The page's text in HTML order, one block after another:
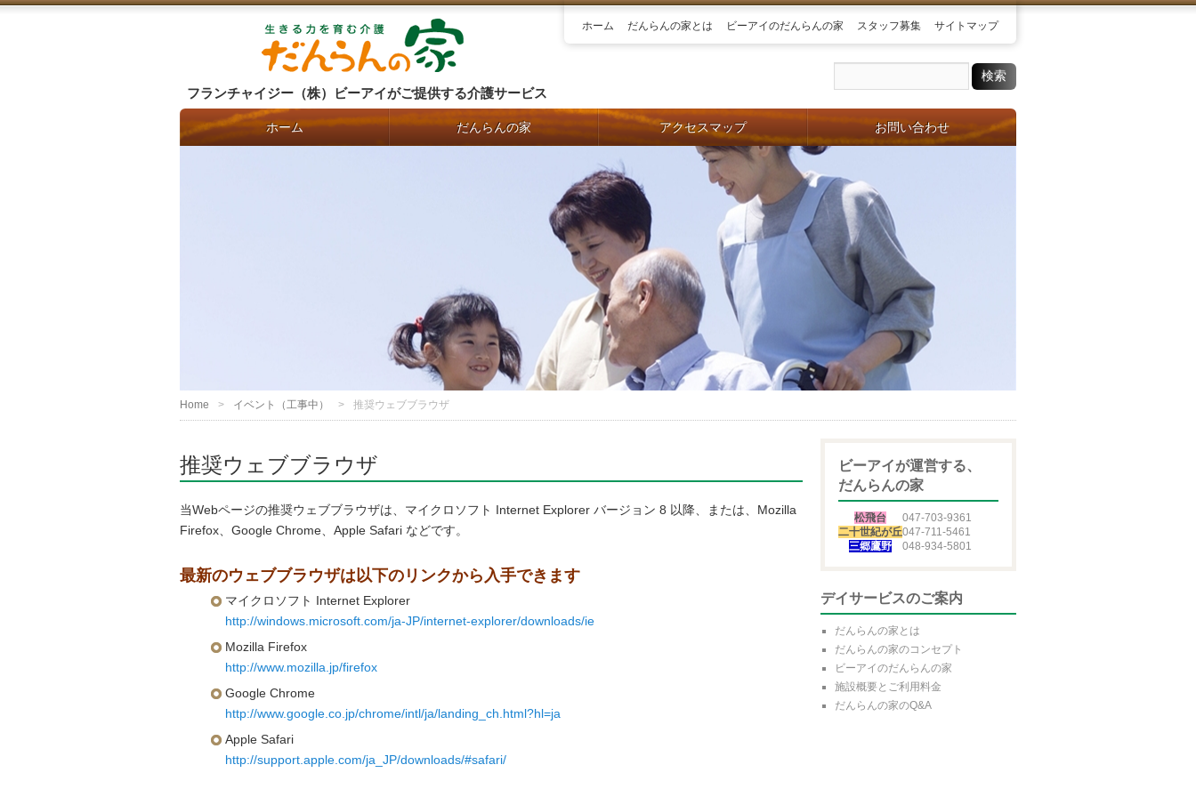
フランチャイジー（株）ビーアイがご提供する介護サービス
ホーム だんらんの家とは ビーアイのだんらんの家 スタッフ募集 サイトマップ
ホーム だんらんの家 アクセスマップ お問い合わせ
Home イベント（工事中） 推奨ウェブブラウザ
推奨ウェブブラウザ
当Webページの推奨ウェブブラウザは、マイクロソフト Internet Explorer バージョン 8 以降、または、Mozilla
Firefox、Google Chrome、Apple Safari などです。
最新のウェブブラウザは以下のリンクから入手できます
マイクロソフト Internet Explorer
http://windows.microsoft.com/ja-JP/internet-explorer/downloads/ie
Mozilla Firefox
http://www.mozilla.jp/firefox
Google Chrome
http://www.google.co.jp/chrome/intl/ja/landing_ch.html?hl=ja
Apple Safari
http://support.apple.com/ja_JP/downloads/#safari/
ビーアイが運営する、
だんらんの家
松飛台
047-703-9361
二十世紀が丘047-711-5461
三郷鷹野
048-934-5801
デイサービスのご案内
だんらんの家とは
だんらんの家のコンセプト
ビーアイのだんらんの家
施設概要とご利用料金
だんらんの家のQ&A